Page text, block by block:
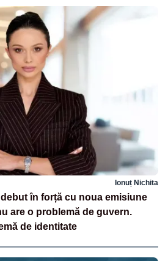
Ionuț Nichita
în forță cu noua emisiune
are o problemă de guvern.
de identitate